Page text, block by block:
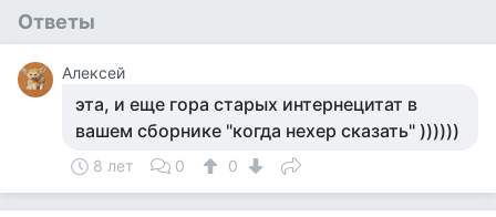
Ответы
Алексей
эта, и еще гора старых интернецитат в
вашем сборнике "когда нехер сказать" ))))))
8 лет 0 0